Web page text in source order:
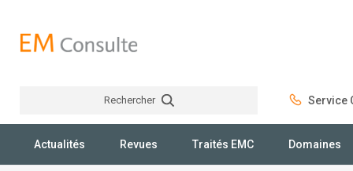
Rechercher Service
Actualités Revues Traités EMC Domaines